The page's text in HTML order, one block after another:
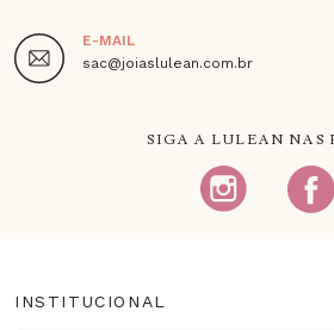
E-MAIL
sac@joiaslulean.com.br
SIGA A LULEAN NAS
INSTITUCIONAL